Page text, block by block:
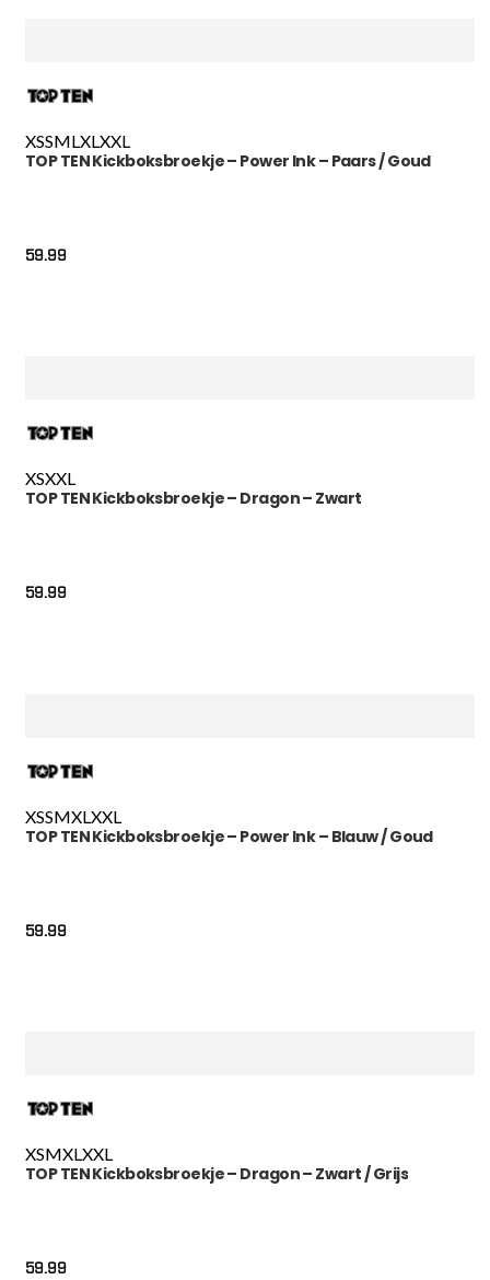
XSSML XL XXL
TOP TEN Kickboksbroekje – Power Ink – Paars / Goud
59.99
XSXXL
TOP TEN Kickboksbroekje – Dragon – Zwart
59.99
XSSMXL XXL
TOP TEN Kickboksbroekje – Power Ink – Blauw / Goud
59.99
XSMXLXXL
TOP TEN Kickboksbroekje – Dragon – Zwart / Grijs
59.99